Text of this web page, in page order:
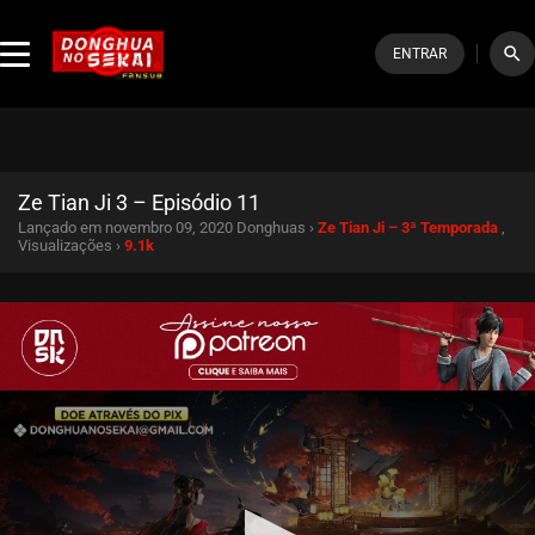
ENTRAR search
Ze Tian Ji 3 – Episódio 11
Lançado em novembro 09, 2020 Donghuas › Ze Tian Ji – 3ª Temporada
Visualizações › 9.1k